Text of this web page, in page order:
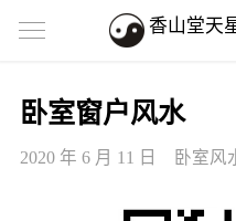
香山堂天
卧室窗户风水
2020 年 6 月 11 日 卧室风